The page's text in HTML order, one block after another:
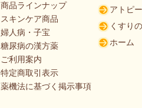
商品ラインナップ
スキンケア商品
婦人病・子宝
糖尿病の漢方薬
ご利用案内
特定商取引表示
薬機法に基づく掲示事項
アトピ
くすり
ホーム